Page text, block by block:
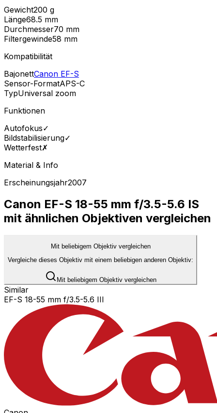
Gewicht200 g
Länge68.5 mm
Durchmesser70 mm
Filtergewinde58 mm
Kompatibilität
BajonettCanon EF-S
Sensor-FormatAPS-C
TypUniversal zoom
Funktionen
Autofokus✓
Bildstabilisierung✓
Wetterfest✗
Material & Info
Erscheinungsjahr2007
Canon EF-S 18-55 mm f/3.5-5.6 IS
mit ähnlichen Objektiven vergleichen
Mit beliebigem Objektiv vergleichen
Vergleiche dieses Objektiv mit einem beliebigen anderen Objektiv:
Mit beliebigem Objektiv vergleichen
Similar
EF-S 18-55 mm f/3.5-5.6 III